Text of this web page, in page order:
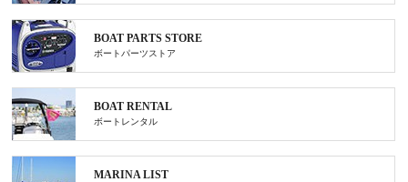
BOAT PARTS STORE
ボートパーツストア
BOAT RENTAL
ボートレンタル
MARINA LIST